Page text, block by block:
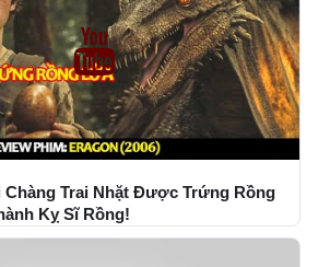
Chàng Trai Nhặt Được Trứng Rồng
Kỵ Sĩ Rồng!